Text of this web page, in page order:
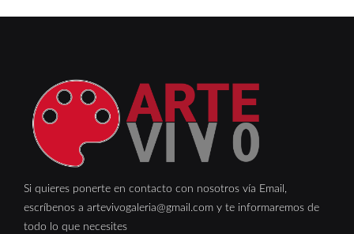
Si quieres ponerte en contacto con nosotros vía Email,
escríbenos a artevivogaleria@gmail.com y te informaremos de
todo lo que necesites